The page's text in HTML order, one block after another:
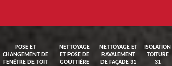
POSE ET
CHANGEMENT DE
FENÊTRE DE TOIT
NETTOYAGE
ET POSE DE
GOUTTIÈRE
NETTOYAGE ET
RAVALEMENT
DE FAÇADE 31
ISOLATION
TOITURE
31